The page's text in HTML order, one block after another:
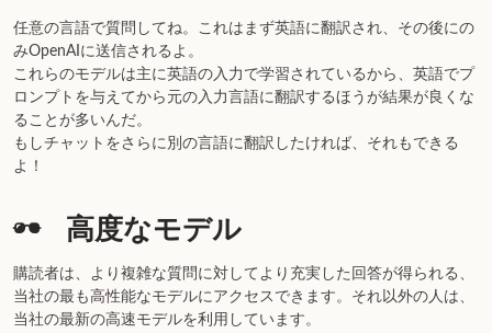
任意の言語で質問してね。これはまず英語に翻訳され、その後にの
みOpenAI に送信されるよ。
これらのモデルは主に英語の入力で学習されているから、英語でプ
ロンプトを与えてから元の入力言語に翻訳するほうが結果が良くな
ることが多いんだ。
もしチャットをさらに別の言語に翻訳したければ、それもできる
よ！
高度なモデル
購読者は、より複雑な質問に対してより充実した回答が得られる、
当社の最も高性能なモデルにアクセスできます。それ以外の人は、
当社の最新の高速モデルを利用しています。